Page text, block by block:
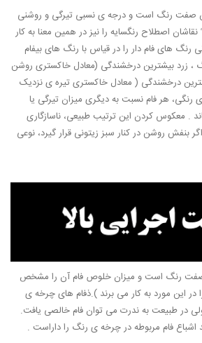
صفت رنگ است و درجه ی نسبی تیرگی و روشنی
اصطلاح رنگسایه را نیز در همین معنا به کار
رنگ های فام دار را در قیاس با رنگ های بیفام
زرد بیشترین درخشندگی (معادل خاکستری روشن
درخشندگی ( معادل خاکستری تیره ی نزدیک
رنگی، هر فام نسبت به دیگری میزان تیرگی یا
. معکوس کردن این ترتیب طبیعی، ناسازگاری
بنفش روشن در کنار سبز زیتونی قرار گیرد، نوعی
صفت رنگ است و میزان خلوص فام آن را مشخص
این مورد به کار می برند ).ذفام های چرخه ی
در طبیعت به ندرت می توان فام خالصی یافت.
اشباع فام مربوطه در چرخه ی رنگ را داراست .